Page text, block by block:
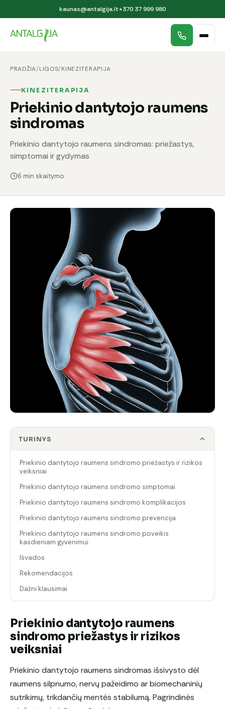
kaunas@antalgija.lt+370 37 999 980
PRADŽIA/LIGOS/KINEZITERAPIJA
KINEZITERAPIJA
Priekinio dantytojo raumens
sindromas
Priekinio dantytojo raumens sindromas: priežastys,
simptomai ir gydymas
6 min skaitymo
TURINYS
Priekinio dantytojo raumens sindromo priežastys ir rizikos
veiksniai
Priekinio dantytojo raumens sindromo simptomai
Priekinio dantytojo raumens sindromo komplikacijos
Priekinio dantytojo raumens sindromo prevencija
Priekinio dantytojo raumens sindromo poveikis
kasdieniam gyvenimui
Išvados
Rekomendacijos
Dažni klausimai
Priekinio dantytojo raumens
sindromo priežastys ir rizikos
veiksniai
Priekinio dantytojo raumens sindromas išsivysto dėl
raumens silpnumo, nervų pažeidimo ar biomechaninių
sutrikimų, trikdančių mentės stabilumą. Pagrindinės